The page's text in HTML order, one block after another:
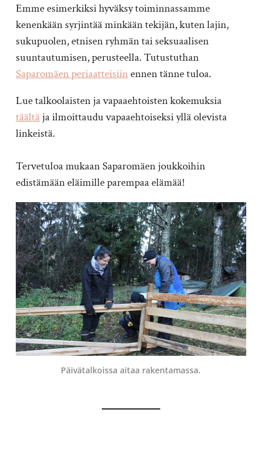
Emme esimerkiksi hyväksy toiminnassamme
kenenkään syrjintää minkään tekijän, kuten lajin,
sukupuolen, etnisen ryhmän tai seksuaalisen
suuntautumisen, perusteella. Tutustuthan
Saparomäen periaatteisiinennen tänne tuloa.
Lue talkoolaisten ja vapaaehtoisten kokemuksia
täältäja ilmoittaudu vapaaehtoiseksi yllä olevista
linkeistä.
Tervetuloa mukaan Saparomäen joukkoihin
edistämään eläimille parempaa elämää!
Päivätalkoissa aitaa rakentamassa.